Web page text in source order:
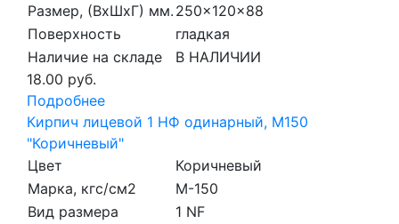
Размер, (ВхШхГ) мм. 250x120x88
Поверхность
гладкая
Наличие на складе
В НАЛИЧИИ
18.00 руб.
Подробнее
Кирпич лицевой 1 НФ одинарный, M150
"Коричневый"
Цвет
Коричневый
Марка, кгс/см2
M-150
Вид размера
1 NF